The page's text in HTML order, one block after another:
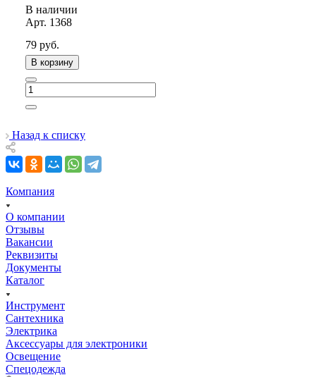
В наличии
Арт. 1368
79 руб.
В корзину
Назад к списку
Компания
О компании
Отзывы
Вакансии
Реквизиты
Документы
Каталог
Инструмент
Сантехника
Электрика
Аксессуары для электроники
Освещение
Спецодежда